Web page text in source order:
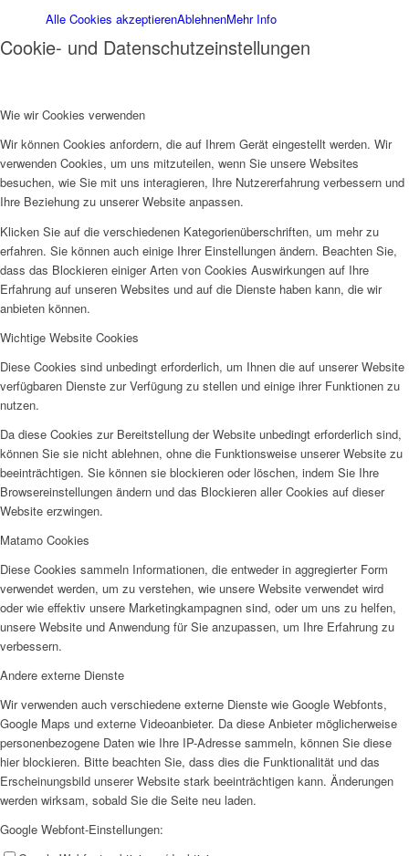
Alle Cookies akzeptierenAblehnenMehr Info
Cookie- und Datenschutzeinstellungen
Wie wir Cookies verwenden
Wir können Cookies anfordern, die auf Ihrem Gerät eingestellt werden. Wir
verwenden Cookies, um uns mitzuteilen, wenn Sie unsere Websites
besuchen, wie Sie mit uns interagieren, Ihre Nutzererfahrung verbessern und
Ihre Beziehung zu unserer Website anpassen.
Klicken Sie auf die verschiedenen Kategorienüberschriften, um mehr zu
erfahren. Sie können auch einige Ihrer Einstellungen ändern. Beachten Sie,
dass das Blockieren einiger Arten von Cookies Auswirkungen auf Ihre
Erfahrung auf unseren Websites und auf die Dienste haben kann, die wir
anbieten können.
Wichtige Website Cookies
Diese Cookies sind unbedingt erforderlich, um Ihnen die auf unserer Website
verfügbaren Dienste zur Verfügung zu stellen und einige ihrer Funktionen zu
nutzen.
Da diese Cookies zur Bereitstellung der Website unbedingt erforderlich sind,
können Sie sie nicht ablehnen, ohne die Funktionsweise unserer Website zu
beeinträchtigen. Sie können sie blockieren oder löschen, indem Sie Ihre
Browsereinstellungen ändern und das Blockieren aller Cookies auf dieser
Website erzwingen.
Matamo Cookies
Diese Cookies sammeln Informationen, die entweder in aggregierter Form
verwendet werden, um zu verstehen, wie unsere Website verwendet wird
oder wie effektiv unsere Marketingkampagnen sind, oder um uns zu helfen,
unsere Website und Anwendung für Sie anzupassen, um Ihre Erfahrung zu
verbessern.
Andere externe Dienste
Wir verwenden auch verschiedene externe Dienste wie Google Webfonts,
Google Maps und externe Videoanbieter. Da diese Anbieter möglicherweise
personenbezogene Daten wie Ihre IP-Adresse sammeln, können Sie diese
hier blockieren. Bitte beachten Sie, dass dies die Funktionalität und das
Erscheinungsbild unserer Website stark beeinträchtigen kann. Änderungen
werden wirksam, sobald Sie die Seite neu laden.
Google Webfont-Einstellungen: